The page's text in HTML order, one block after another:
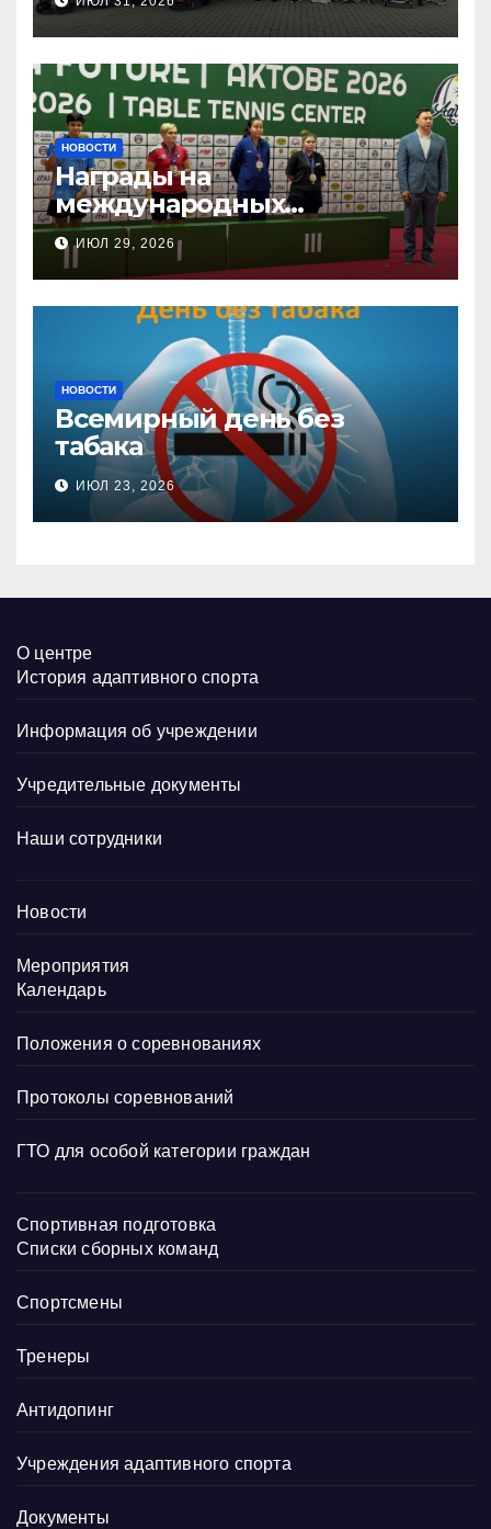
НОВОСТИ
Награды на
международных
соревнованиях
настольного тенниса ПОДА
ИЮЛ 29, 2026
НОВОСТИ
Всемирный день без
табака
ИЮЛ 23, 2026
О центре
История адаптивного спорта
Информация об учреждении
Учредительные документы
Наши сотрудники
Новости
Мероприятия
Календарь
Положения о соревнованиях
Протоколы соревнований
ГТО для особой категории граждан
Спортивная подготовка
Списки сборных команд
Спортсмены
Тренеры
Антидопинг
Учреждения адаптивного спорта
Документы